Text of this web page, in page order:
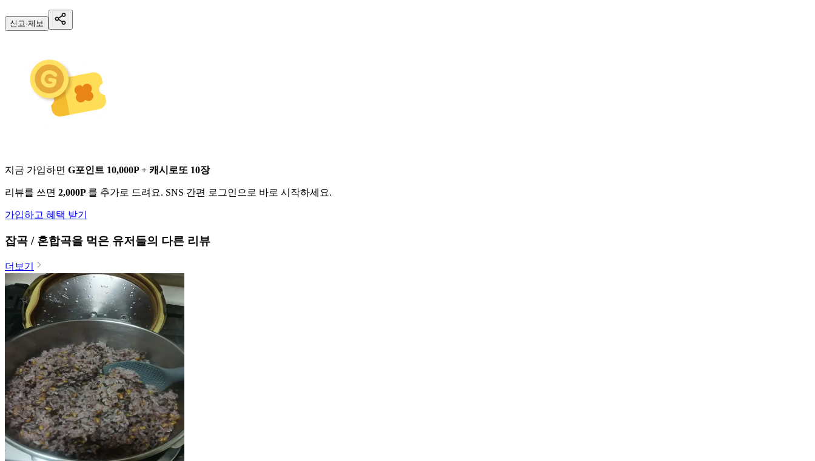
신고·제보
지금 가입하면 G포인트 10,000P + 캐시로또 10장
리뷰를 쓰면 2,000P 를 추가로 드려요. SNS 간편 로그인으로 바로 시작하세요.
가입하고 혜택 받기
잡곡 / 혼합곡을 먹은 유저들의 다른 리뷰
더보기